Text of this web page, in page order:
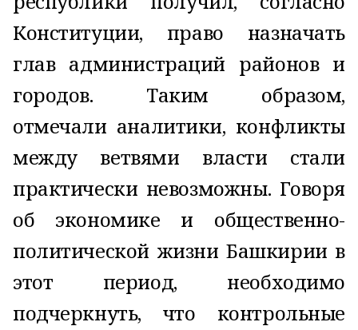
Конституции, право назначать
глав администраций районов и
городов. Таким образом,
отмечали аналитики, конфликты
между ветвями власти стали
практически невозможны. Говоря
об экономике и общественно-
политической жизни Башкирии в
этот период, необходимо
подчеркнуть, что контрольные